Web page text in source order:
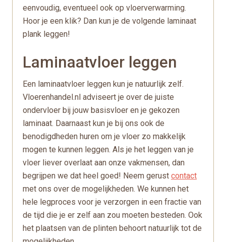
eenvoudig, eventueel ook op vloerverwarming.
Hoor je een klik? Dan kun je de volgende laminaat
plank leggen!
Laminaatvloer leggen
Een laminaatvloer leggen kun je natuurlijk zelf.
Vloerenhandel.nl adviseert je over de juiste
ondervloer bij jouw basisvloer en je gekozen
laminaat. Daarnaast kun je bij ons ook de
benodigdheden huren om je vloer zo makkelijk
mogen te kunnen leggen. Als je het leggen van je
vloer liever overlaat aan onze vakmensen, dan
begrijpen we dat heel goed! Neem gerust contact
met ons over de mogelijkheden. We kunnen het
hele legproces voor je verzorgen in een fractie van
de tijd die je er zelf aan zou moeten besteden. Ook
het plaatsen van de plinten behoort natuurlijk tot de